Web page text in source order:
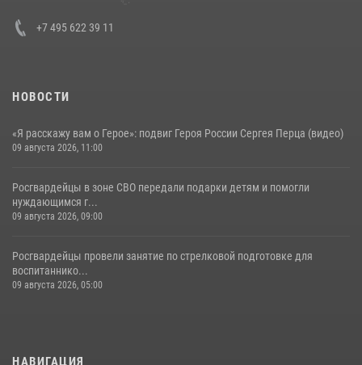
+7 495 622 39 11
НОВОСТИ
«Я расскажу вам о Герое»: подвиг Героя России Сергея Перца (видео)
09 августа 2026, 11:00
Росгвардейцы в зоне СВО передали подарки детям и помогли
нуждающимся г...
09 августа 2026, 09:00
Росгвардейцы провели занятие по стрелковой подготовке для
воспитаннико...
09 августа 2026, 05:00
НАВИГАЦИЯ